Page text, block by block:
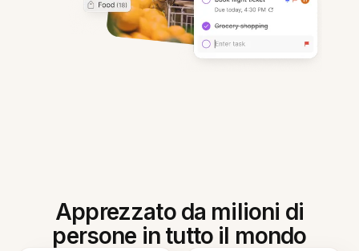
Apprezzato da milioni di
persone in tutto il mondo